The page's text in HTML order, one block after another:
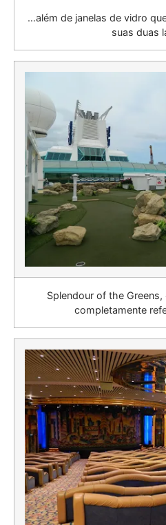
…além de janelas de vidro
suas duas
Splendour of the
completamente